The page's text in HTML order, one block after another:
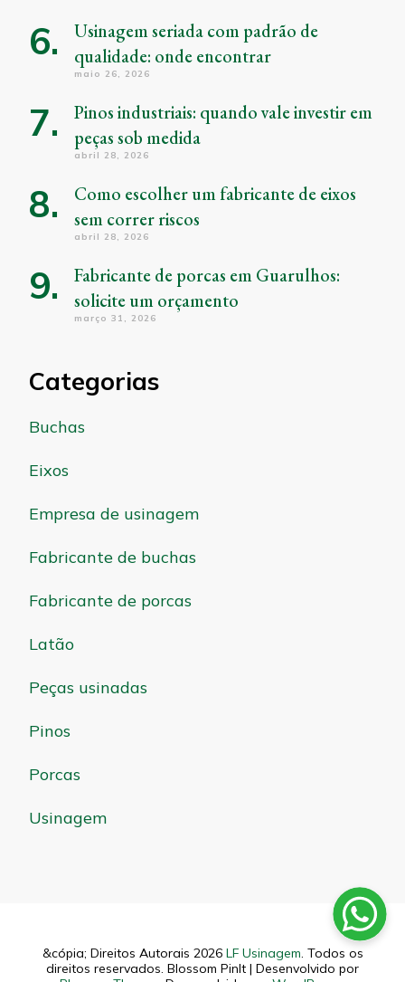
Usinagem seriada com padrão de
qualidade: onde encontrar
maio 26, 2026
Pinos industriais: quando vale investir em
peças sob medida
abril 28, 2026
Como escolher um fabricante de eixos
sem correr riscos
abril 28, 2026
Fabricante de porcas em Guarulhos:
solicite um orçamento
março 31, 2026
Categorias
Buchas
Eixos
Empresa de usinagem
Fabricante de buchas
Fabricante de porcas
Latão
Peças usinadas
Pinos
Porcas
Usinagem
&cópia; Direitos Autorais 2026 LF Usinagem. Todos os
direitos reservados. Blossom PinIt | Desenvolvido por